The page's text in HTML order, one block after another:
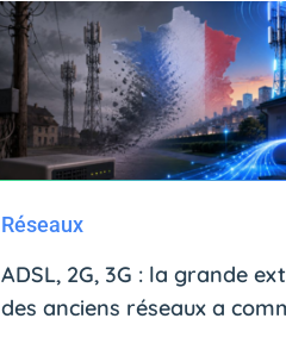
Réseaux
ADSL, 2G, 3G : la grande
des anciens réseaux a